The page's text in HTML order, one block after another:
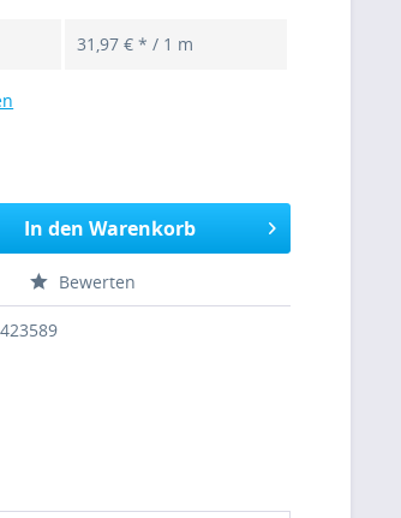
31,97 € * / 1 m
In den Warenkorb
Bewerten